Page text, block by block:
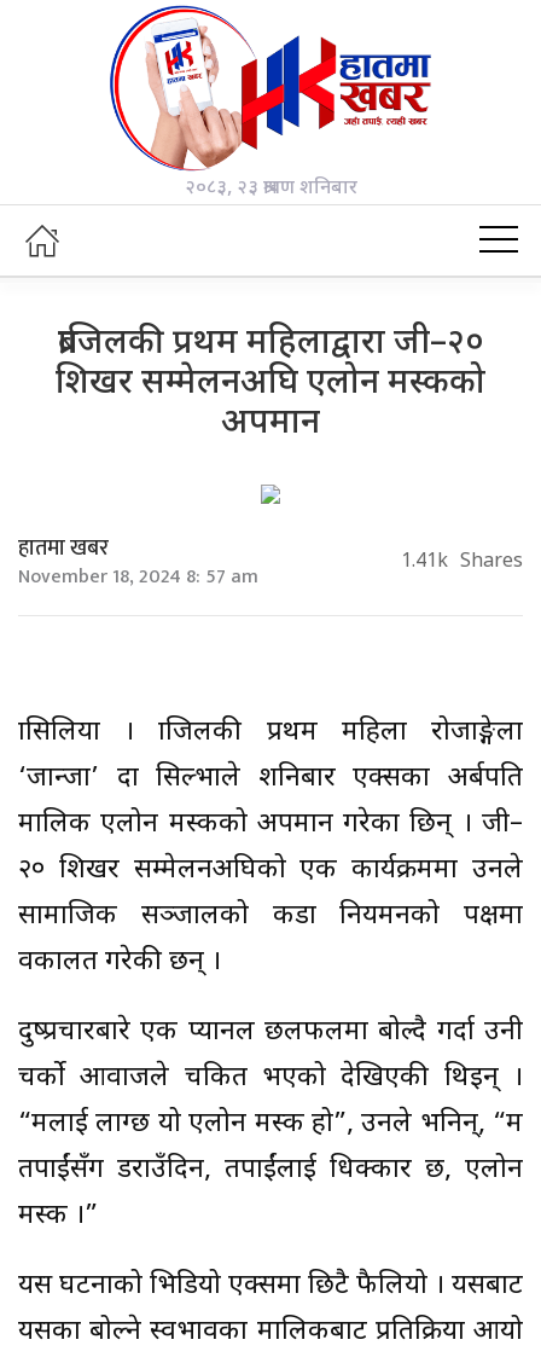
२०८३, २३ श्रावण शनिबार
ब्राजिलकी प्रथम महिलाद्वारा जी–२०
शिखर सम्मेलनअघि एलोन मस्कको
अपमान
हातमा खबर
November 18, 2024 8: 57 am 1.41k Shares
ब्रासिलिया । ब्राजिलकी प्रथम महिला रोजाङ्गेला
‘जान्जा’ दा सिल्भाले शनिबार एक्सका अर्बपति
मालिक एलोन मस्कको अपमान गरेका छिन् । जी–
२० शिखर सम्मेलनअघिको एक कार्यक्रममा उनले
सामाजिक सञ्जालको कडा नियमनको पक्षमा
वकालत गरेकी छन् ।
दुष्प्रचारबारे एक प्यानल छलफलमा बोल्दै गर्दा उनी
चर्को आवाजले चकित भएको देखिएकी थिइन् ।
“मलाई लाग्छ यो एलोन मस्क हो”, उनले भनिन्, “म
तपाईंसँग डराउँदिन, तपाईंलाई धिक्कार छ, एलोन
मस्क ।”
यस घटनाको भिडियो एक्समा छिटै फैलियो । यसबाट
यसका बोल्ने स्वभावका मालिकबाट प्रतिक्रिया आयो